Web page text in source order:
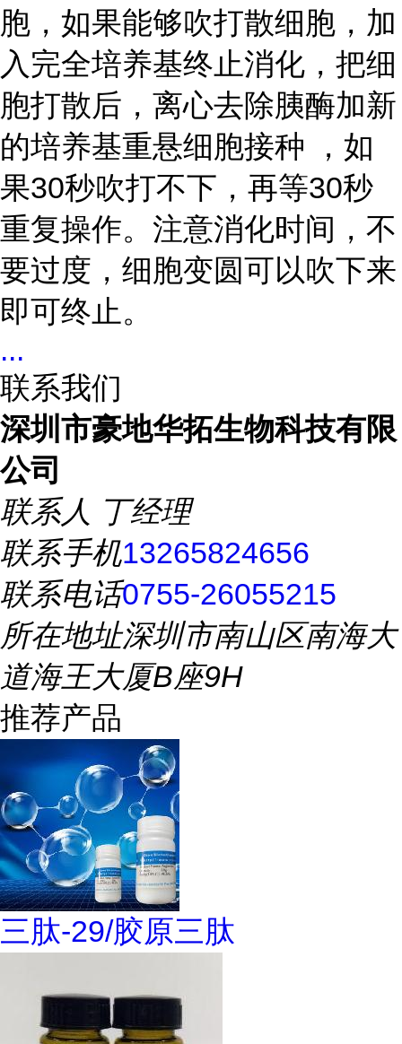
胞，如果能够吹打散细胞，加
入完全培养基终止消化，把细
胞打散后，离心去除胰酶加新
的培养基重悬细胞接种 ，如
果30秒吹打不下，再等30秒
重复操作。注意消化时间，不
要过度，细胞变圆可以吹下来
即可终止。
...
联系我们
深圳市豪地华拓生物科技有限
公司
联系人 丁经理
联系手机13265824656
联系电话0755-26055215
所在地址深圳市南山区南海大
道海王大厦B座9H
推荐产品
三肽-29/胶原三肽